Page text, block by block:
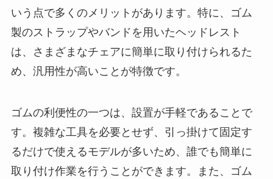
いう点で多くのメリットがあります。特に、ゴム
製のストラップやバンドを用いたヘッドレスト
は、さまざまなチェアに簡単に取り付けられるた
め、汎用性が高いことが特徴です。
ゴムの利便性の一つは、設置が手軽であることで
す。複雑な工具を必要とせず、引っ掛けて固定す
るだけで使えるモデルが多いため、誰でも簡単に
取り付け作業を行うことができます。また、ゴム